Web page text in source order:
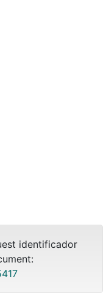
identificador